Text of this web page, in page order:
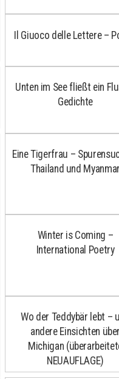
Il Giuoco delle Lettere –
Unten im See fließt ein
Gedichte
Eine Tigerfrau –
Thailand und Myanmar
Winter is Coming –
International Poetry
Wo der Teddybär lebt –
andere Einsichten über
Michigan
NEUAUFLAGE)